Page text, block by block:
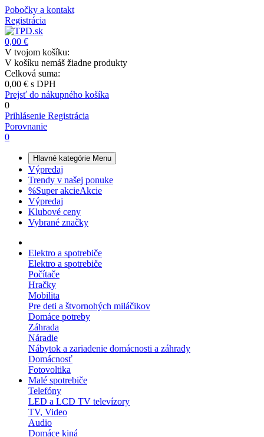
Pobočky a kontakt
Registrácia
0,00 €
V tvojom košíku:
V košíku nemáš žiadne produkty
Celková suma:
0,00 € s DPH
Prejsť do nákupného košíka
0
Prihlásenie Registrácia
Porovnanie
0
Hlavné kategórie Menu
Výpredaj
Trendy v našej ponuke
%Super akcieAkcie
Výpredaj
Klubové ceny
Vybrané značky
Elektro a spotrebiče
Elektro a spotrebiče
Počítače
Hračky
Mobilita
Pre deti a štvornohých miláčikov
Domáce potreby
Záhrada
Náradie
Nábytok a zariadenie domácnosti a záhrady
Domácnosť
Fotovoltika
Malé spotrebiče
Telefóny
LED a LCD TV televízory
TV, Video
Audio
Domáce kiná